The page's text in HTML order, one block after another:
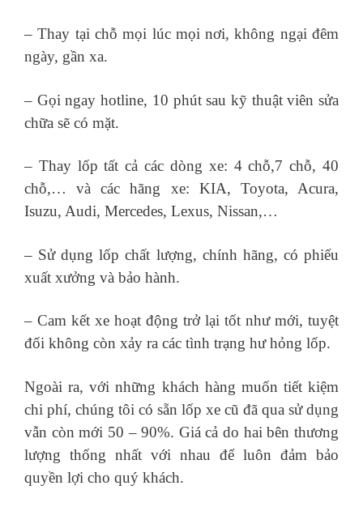
– Thay tại chỗ mọi lúc mọi nơi, không ngại đêm
ngày, gần xa.
– Gọi ngay hotline, 10 phút sau kỹ thuật viên sửa
chữa sẽ có mặt.
– Thay lốp tất cả các dòng xe: 4 chỗ,7 chỗ, 40
chỗ,… và các hãng xe: KIA, Toyota, Acura,
Isuzu, Audi, Mercedes, Lexus, Nissan,…
– Sử dụng lốp chất lượng, chính hãng, có phiếu
xuất xưởng và bảo hành.
– Cam kết xe hoạt động trở lại tốt như mới, tuyệt
đối không còn xảy ra các tình trạng hư hỏng lốp.
Ngoài ra, với những khách hàng muốn tiết kiệm
chi phí, chúng tôi có sẵn lốp xe cũ đã qua sử dụng
vẫn còn mới 50 – 90%. Giá cả do hai bên thương
lượng thống nhất với nhau để luôn đảm bảo
quyền lợi cho quý khách.